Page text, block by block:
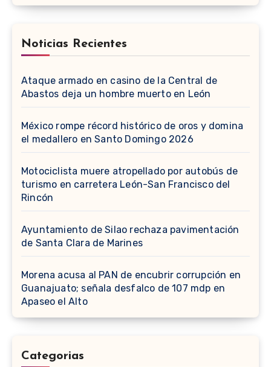
Noticias Recientes
Ataque armado en casino de la Central de
Abastos deja un hombre muerto en León
México rompe récord histórico de oros y domina
el medallero en Santo Domingo 2026
Motociclista muere atropellado por autobús de
turismo en carretera León-San Francisco del
Rincón
Ayuntamiento de Silao rechaza pavimentación
de Santa Clara de Marines
Morena acusa al PAN de encubrir corrupción en
Guanajuato; señala desfalco de 107 mdp en
Apaseo el Alto
Categorias